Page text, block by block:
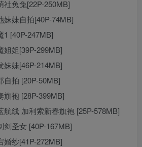
社兔兔[22P-250MB]
妹妹自拍[40P-74MB]
1 [40P-247MB]
姐姐[39P-299MB]
妹妹[46P-214MB]
自拍 [20P-50MB]
旗袍 [28P-399MB]
航线 加利索新春旗袍 [25P-578MB]
剑圣女 [40P-167MB]
婚纱[41P-272MB]